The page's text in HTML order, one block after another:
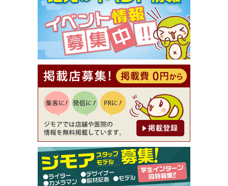
⇒8,800円（メンズ専門ワックス脱毛サロン Mickle
（ミックル））
[有効期限]2026年9月30日
【ジモア読者特典2】コース 3,500円→3,000円（料
理5品+2時間飲み放題）（創作イタリアン Pia Cu
ore（ピアクオーレ））
[有効期限]2026年9月30日
【ジモア読者特典1】料理全品20％OFF ※18時以
降（創作イタリアン Pia Cuore（ピアクオーレ））
[有効期限]2026年9月30日
【ジモア限定②】初回割引 特価 鼻毛脱毛 半額 2,2
00円⇒1,100円（メンズ専門ワックス脱毛サロン Mi
ckle（ミックル））
[有効期限]2026年9月30日
【ジモア限定特典①】まつ毛カール 3,850円→ 2,7
50円（Premiere（プルミエール））
[有効期限]2026年9月30日